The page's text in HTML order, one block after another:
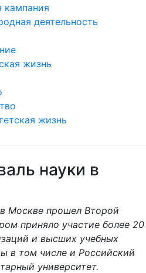
кампания
деятельность
жизнь
жизнь
науки в
Москве прошел Второй
приняло участие более 20
и высших учебных
в том числе и Российский
университет.